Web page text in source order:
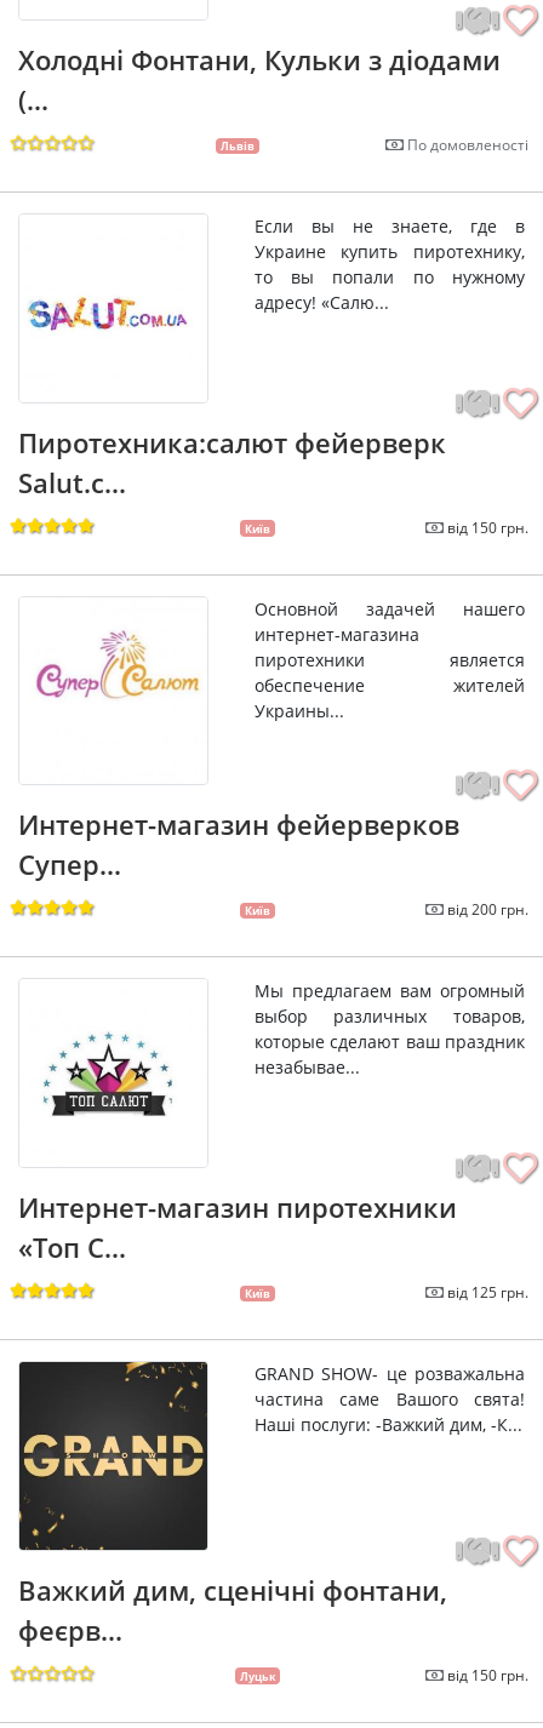
Холодні Фонтани, Кульки з діодами
(...
Львів По домовленості
Если вы не знаете, где в
Украине купить пиротехнику,
то вы попали по нужному
адресу! «Салю...
Пиротехника:салют фейерверк
Salut.c...
Київ від 150 грн.
Основной задачей нашего
интернет-магазина
пиротехники является
обеспечение жителей
Украины...
Интернет-магазин фейерверков
Супер...
Київ від 200 грн.
Мы предлагаем вам огромный
выбор различных товаров,
которые сделают ваш праздник
незабывае...
Интернет-магазин пиротехники
«Топ С...
Київ від 125 грн.
GRAND SHOW- це розважальна
частина саме Вашого свята!
Наші послуги: -Важкий дим, -К...
Важкий дим, сценічні фонтани,
феєрв...
Луцьк від 150 грн.